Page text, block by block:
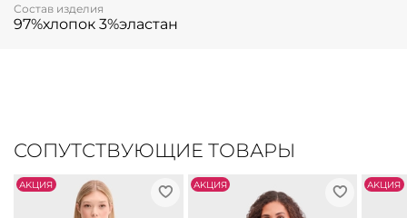
Состав изделия
97%хлопок 3%эластан
СОПУТСТВУЮЩИЕ ТОВАРЫ
АKЦИЯ АKЦИЯ АKЦИЯ